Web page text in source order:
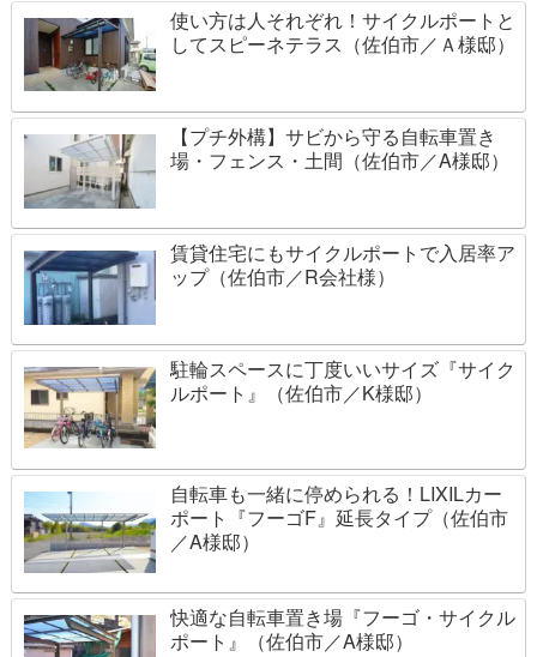
使い方は人それぞれ！サイクルポートと
してスピーネテラス（佐伯市／Ａ様邸）
【プチ外構】サビから守る自転車置き
場・フェンス・土間（佐伯市／A様邸）
賃貸住宅にもサイクルポートで入居率ア
ップ（佐伯市／R会社様）
駐輪スペースに丁度いいサイズ『サイク
ルポート』（佐伯市／K様邸）
自転車も一緒に停められる！LIXILカー
ポート『フーゴF』延長タイプ（佐伯市
／A様邸）
快適な自転車置き場『フーゴ・サイクル
ポート』（佐伯市／A様邸）